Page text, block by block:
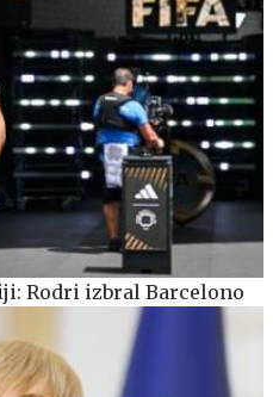
Rodri izbral Barcelono